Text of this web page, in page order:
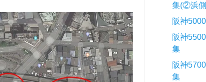
集(②浜
阪神
阪神
集
阪神
集